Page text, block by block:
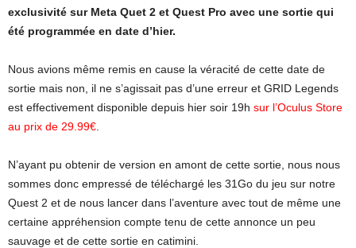
exclusivité sur Meta Quet 2 et Quest Pro avec une sortie qui
été programmée en date d’hier.
Nous avions même remis en cause la véracité de cette date de
sortie mais non, il ne s’agissait pas d’une erreur et GRID Legends
est effectivement disponible depuis hier soir 19h sur l’Oculus Store
au prix de 29.99€
N’ayant pu obtenir de version en amont de cette sortie, nous nous
sommes donc empressé de téléchargé les 31Go du jeu sur notre
Quest 2 et de nous lancer dans l’aventure avec tout de même une
certaine appréhension compte tenu de cette annonce un peu
sauvage et de cette sortie en catimini.